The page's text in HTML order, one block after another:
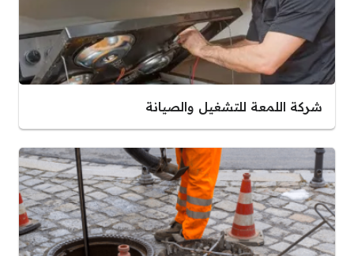
شركة اللمعة للتشغيل والصيانة